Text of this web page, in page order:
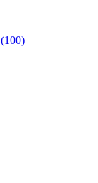
(100)